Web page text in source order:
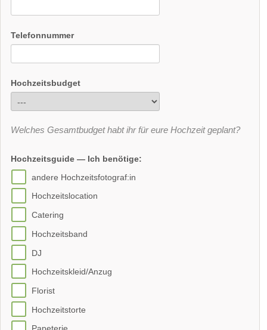
Telefonnummer
Hochzeitsbudget
Welches Gesamtbudget habt ihr für eure Hochzeit geplant?
Hochzeitsguide — Ich benötige:
andere Hochzeitsfotograf:in
Hochzeitslocation
Catering
Hochzeitsband
DJ
Hochzeitskleid/Anzug
Florist
Hochzeitstorte